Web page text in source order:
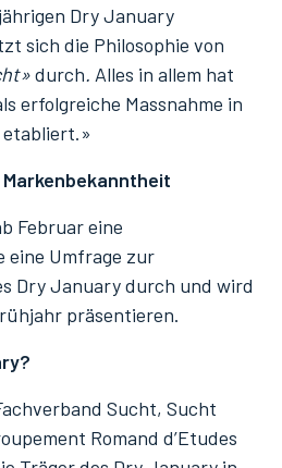
Dry January
sich die Philosophie von
durch. Alles in allem hat
erfolgreiche Massnahme in
Februar eine
eine Umfrage zur
Dry January durch und wird
präsentieren.
Sucht, Sucht
Romand d’Etudes